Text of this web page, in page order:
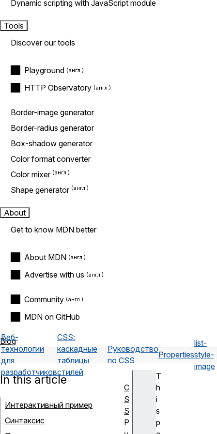
Dynamic scripting with JavaScript module
Tools
Discover our tools
Playground
HTTP Observatory
Border-image generator
Border-radius generator
Box-shadow generator
Color format converter
Color mixer
Shape generator
About
Get to know MDN better
About MDN
Advertise with us
Community
MDN on GitHub
Blog
Веб-
технологии
для
разработчиков
CSS:
каскадные
таблицы
стилей
Руководство
по CSS
Properties
list-
style-
image
T
h
i
s
p
In this article
Интерактивный пример
Синтаксис
C
S
S
Р